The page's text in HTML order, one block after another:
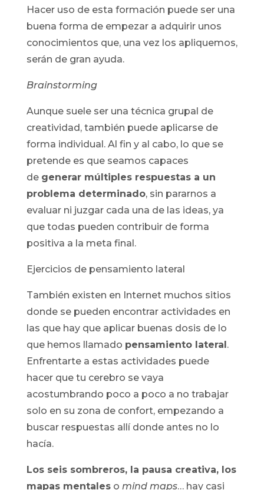
Hacer uso de esta formación puede ser una
buena forma de empezar a adquirir unos
conocimientos que, una vez los apliquemos,
serán de gran ayuda.
Brainstorming
Aunque suele ser una técnica grupal de
creatividad, también puede aplicarse de
forma individual. Al fin y al cabo, lo que se
pretende es que seamos capaces
de generar múltiples respuestas a un
problema determinado, sin pararnos a
evaluar ni juzgar cada una de las ideas, ya
que todas pueden contribuir de forma
positiva a la meta final.
Ejercicios de pensamiento lateral
También existen en Internet muchos sitios
donde se pueden encontrar actividades en
las que hay que aplicar buenas dosis de lo
que hemos llamado pensamiento lateral .
Enfrentarte a estas actividades puede
hacer que tu cerebro se vaya
acostumbrando poco a poco a no trabajar
solo en su zona de confort, empezando a
buscar respuestas allí donde antes no lo
hacía.
Los seis sombreros, la pausa creativa, los
mapas mentaleso mind maps… hay casi